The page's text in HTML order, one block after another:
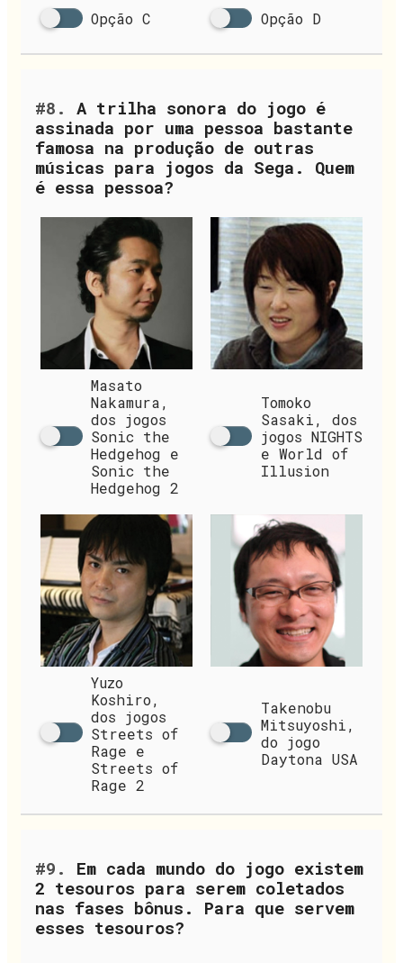
Opção C Opção D
#8. A trilha sonora do jogo é
assinada por uma pessoa bastante
famosa na produção de outras
músicas para jogos da Sega. Quem
é essa pessoa?
Masato
Nakamura,
dos jogos
Sonic the
Hedgehog e
Sonic the
Hedgehog 2
Tomoko
Sasaki, dos
jogos NIGHTS
e World of
Illusion
Yuzo
Koshiro,
dos jogos
Streets of
Rage e
Streets of
Rage 2
Takenobu
Mitsuyoshi,
do jogo
Daytona USA
#9.
Em cada mundo do jogo existem
2 tesouros para serem coletados
nas fases bônus. Para que servem
esses tesouros?